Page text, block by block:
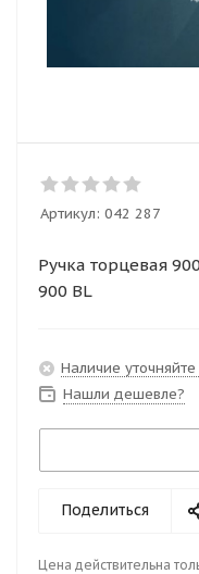
Артикул: 042 287
Ручка торцевая
900 BL
Наличие
Нашли дешевле?
Поделиться
Цена действительна